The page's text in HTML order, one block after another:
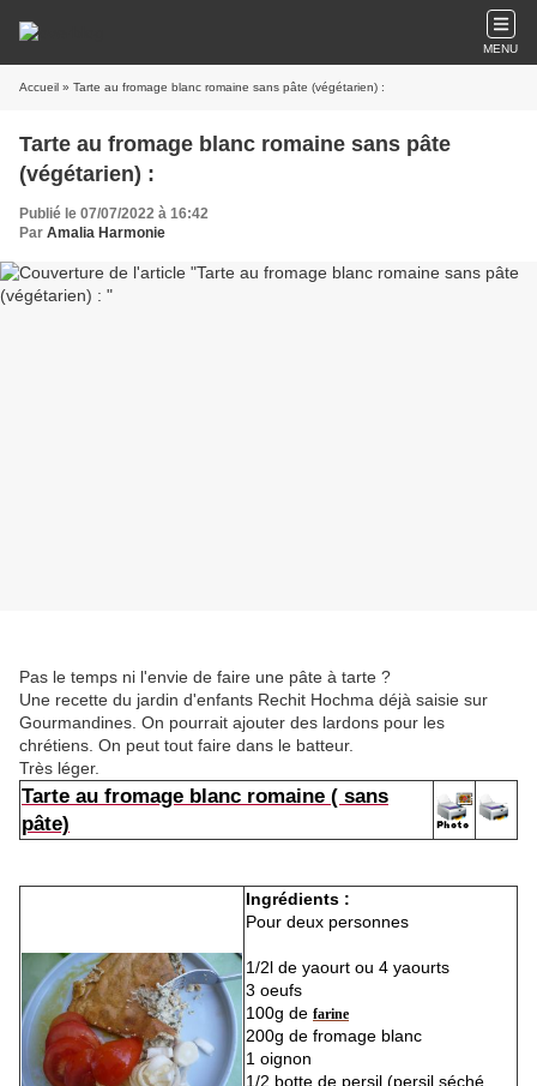
MENU
Accueil » Tarte au fromage blanc romaine sans pâte (végétarien) :
Tarte au fromage blanc romaine sans pâte
(végétarien) :
Publié le 07/07/2022 à 16:42
Par Amalia Harmonie
Pas le temps ni l'envie de faire une pâte à tarte ?
Une recette du jardin d'enfants Rechit Hochma déjà saisie sur
Gourmandines. On pourrait ajouter des lardons pour les
chrétiens. On peut tout faire dans le batteur.
Très léger.
Tarte au fromage blanc romaine ( sans
pâte)
Ingrédients :
Pour deux personnes
1/2l de yaourt ou 4 yaourts
3 oeufs
100g de farine
200g de fromage blanc
1 oignon
1/2 botte de persil (persil séché